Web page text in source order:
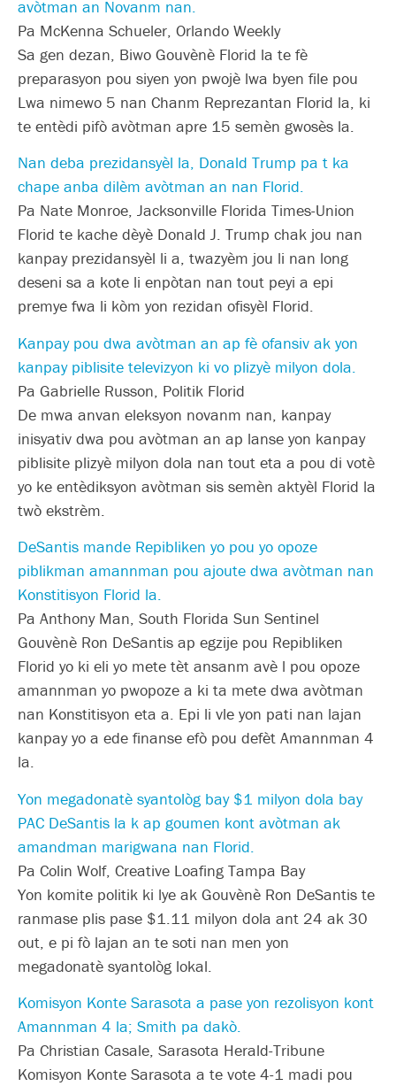
avòtman an Novanm nan.
Pa McKenna Schueler, Orlando Weekly
Sa gen dezan, Biwo Gouvènè Florid la te fè
preparasyon pou siyen yon pwojè lwa byen file pou
Lwa nimewo 5 nan Chanm Reprezantan Florid la, ki
te entèdi pifò avòtman apre 15 semèn gwosès la.
Nan deba prezidansyèl la, Donald Trump pa t ka
chape anba dilèm avòtman an nan Florid.
Pa Nate Monroe, Jacksonville Florida Times-Union
Florid te kache dèyè Donald J. Trump chak jou nan
kanpay prezidansyèl li a, twazyèm jou li nan long
deseni sa a kote li enpòtan nan tout peyi a epi
premye fwa li kòm yon rezidan ofisyèl Florid.
Kanpay pou dwa avòtman an ap fè ofansiv ak yon
kanpay piblisite televizyon ki vo plizyè milyon dola.
Pa Gabrielle Russon, Politik Florid
De mwa anvan eleksyon novanm nan, kanpay
inisyativ dwa pou avòtman an ap lanse yon kanpay
piblisite plizyè milyon dola nan tout eta a pou di votè
yo ke entèdiksyon avòtman sis semèn aktyèl Florid la
twò ekstrèm.
DeSantis mande Repibliken yo pou yo opoze
piblikman amannman pou ajoute dwa avòtman nan
Konstitisyon Florid la.
Pa Anthony Man, South Florida Sun Sentinel
Gouvènè Ron DeSantis ap egzije pou Repibliken
Florid yo ki eli yo mete tèt ansanm avè l pou opoze
amannman yo pwopoze a ki ta mete dwa avòtman
nan Konstitisyon eta a. Epi li vle yon pati nan lajan
kanpay yo a ede finanse efò pou defèt Amannman 4
la.
Yon megadonatè syantològ bay $1 milyon dola bay
PAC DeSantis la k ap goumen kont avòtman ak
amandman marigwana nan Florid.
Pa Colin Wolf, Creative Loafing Tampa Bay
Yon komite politik ki lye ak Gouvènè Ron DeSantis te
ranmase plis pase $1.11 milyon dola ant 24 ak 30
out, e pi fò lajan an te soti nan men yon
megadonatè syantològ lokal.
Komisyon Konte Sarasota a pase yon rezolisyon kont
Amannman 4 la; Smith pa dakò.
Pa Christian Casale, Sarasota Herald-Tribune
Komisyon Konte Sarasota a te vote 4-1 madi pou